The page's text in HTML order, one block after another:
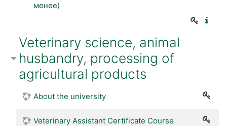
менее)
Veterinary science, animal
husbandry, processing of
agricultural products
About the university
Veterinary Assistant Certificate Course